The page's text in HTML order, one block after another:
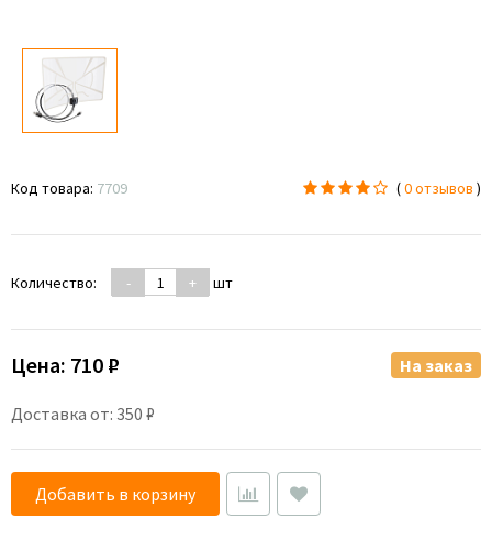
Код товара: 7709 (0 отзывов )
Количество: - + шт
Цена: 710 ₽
Доставка от: 350 ₽
На заказ
Добавить в корзину